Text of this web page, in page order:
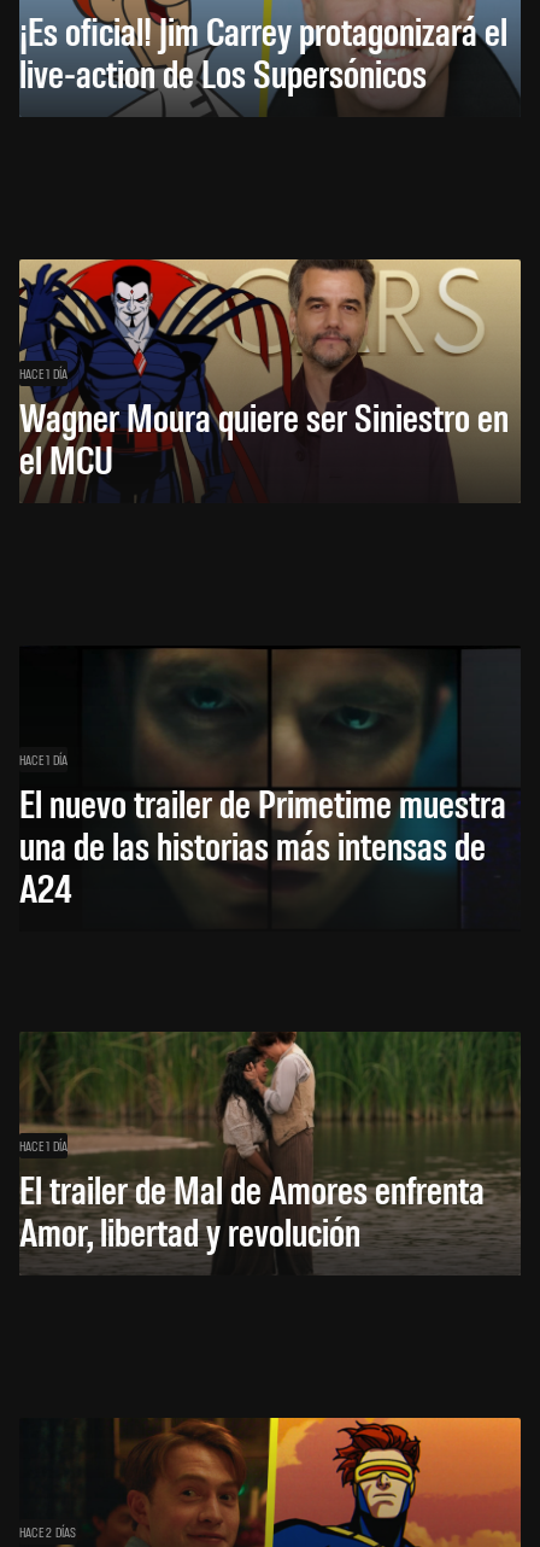
¡Es oficial! Jim Carrey protagonizará el
live-action de Los Supersónicos
HACE 1 DÍA
Wagner Moura quiere ser Siniestro en
el MCU
HACE 1 DÍA
El nuevo trailer de Primetime muestra
una de las historias más intensas de
A24
HACE 1 DÍA
El trailer de Mal de Amores enfrenta
Amor, libertad y revolución
HACE 2 DÍAS